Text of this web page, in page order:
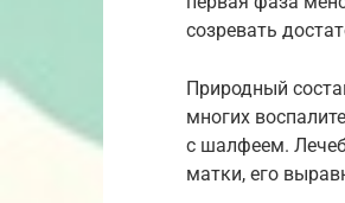
созревать
Природный
многих
с шалфеем.
матки, его